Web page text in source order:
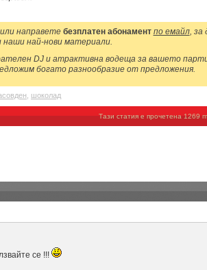
направете безплатен абонамент по емайл, за
наши най-нови материали.
DJ и атрактивна водеща за вашето
богато разнообразие от предложения.
шоколад
Тази статия е прочетена 1269
се !!!